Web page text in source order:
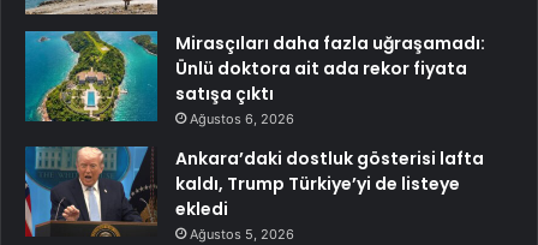
Mirasçıları daha fazla uğraşamadı:
Ünlü doktora ait ada rekor fiyata
satışa çıktı
Ağustos 6, 2026
Ankara’daki dostluk gösterisi lafta
kaldı, Trump Türkiye’yi de listeye
ekledi
Ağustos 5, 2026